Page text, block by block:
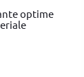
optime